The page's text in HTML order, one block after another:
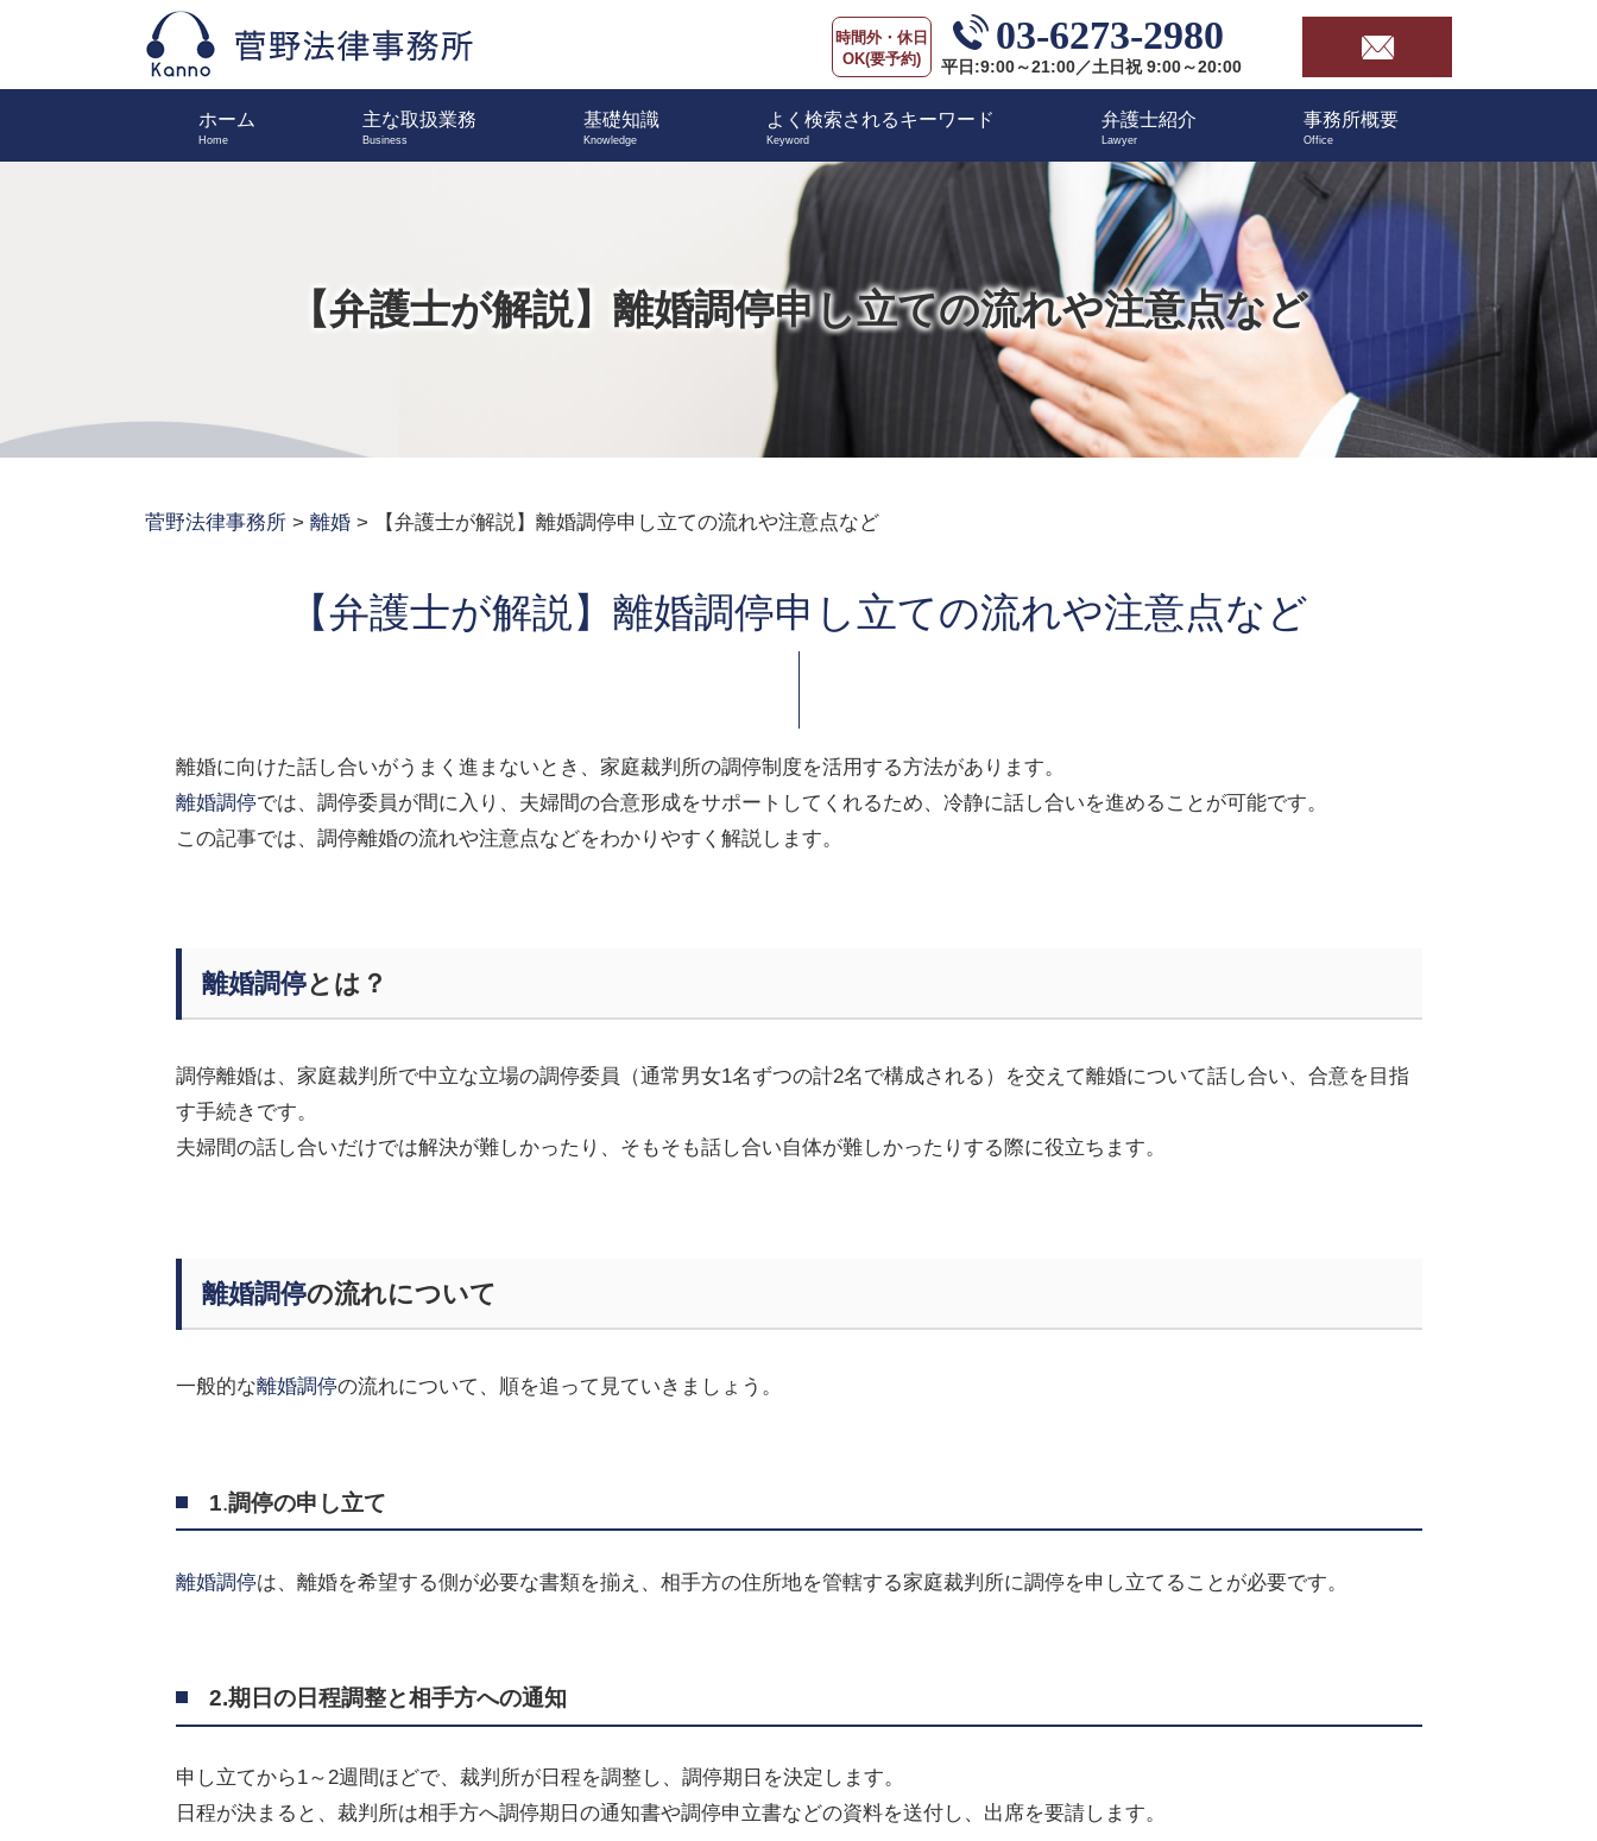
【弁護士が解説】離婚調停申し立ての流れや注意点など
時間外・休日
OK(要予約)
03-6273-2980
平日:9:00～21:00／土日祝 9:00～20:00
ホーム 主な取扱業務 基礎知識 よく検索されるキーワード 弁護士紹介 事務所概要
菅野法律事務所 > 離婚 > 【弁護士が解説】離婚調停申し立ての流れや注意点など
【弁護士が解説】離婚調停申し立ての流れや注意点など
離婚に向けた話し合いがうまく進まないとき、家庭裁判所の調停制度を活用する方法があります。
離婚調停では、調停委員が間に入り、夫婦間の合意形成をサポートしてくれるため、冷静に話し合いを進めることが可能です。
この記事では、調停離婚の流れや注意点などをわかりやすく解説します。
離婚調停とは？
調停離婚は、家庭裁判所で中立な立場の調停委員（通常男女1名ずつの計2名で構成される）を交えて離婚について話し合い、合意を目指
す手続きです。
夫婦間の話し合いだけでは解決が難しかったり、そもそも話し合い自体が難しかったりする際に役立ちます。
離婚調停の流れについて
一般的な離婚調停の流れについて、順を追って見ていきましょう。
1.調停の申し立て
離婚調停は、離婚を希望する側が必要な書類を揃え、相手方の住所地を管轄する家庭裁判所に調停を申し立てることが必要です。
2.期日の日程調整と相手方への通知
申し立てから1～ 2週間ほどで、裁判所が日程を調整し、調停期日を決定します。
日程が決まると、裁判所は相手方へ調停期日の通知書や調停申立書などの資料を送付し、出席を要請します。